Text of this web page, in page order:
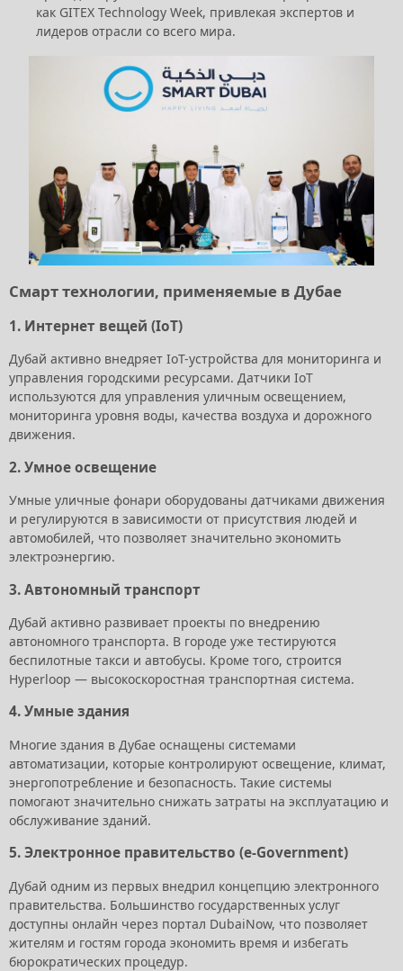
как GITEX Technology Week, привлекая экспертов и
лидеров отрасли со всего мира.
Смарт технологии, применяемые в Дубае
1. Интернет вещей (IoT)
Дубай активно внедряет IoT-устройства для мониторинга и
управления городскими ресурсами. Датчики IoT
используются для управления уличным освещением,
мониторинга уровня воды, качества воздуха и дорожного
движения.
2.Умное освещение
Умные уличные фонари оборудованы датчиками движения
и регулируются в зависимости от присутствия людей и
автомобилей, что позволяет значительно экономить
электроэнергию.
3.Автономный транспорт
Дубай активно развивает проекты по внедрению
автономного транспорта. В городе уже тестируются
беспилотные такси и автобусы. Кроме того, строится
Hyperloop — высокоскоростная транспортная система.
4.Умные здания
Многие здания в Дубае оснащены системами
автоматизации, которые контролируют освещение, климат,
энергопотребление и безопасность. Такие системы
помогают значительно снижать затраты на эксплуатацию и
обслуживание зданий.
5.Электронное правительство (e-Government)
Дубай одним из первых внедрил концепцию электронного
правительства. Большинство государственных услуг
доступны онлайн через портал DubaiNow, что позволяет
жителям и гостям города экономить время и избегать
бюрократических процедур.